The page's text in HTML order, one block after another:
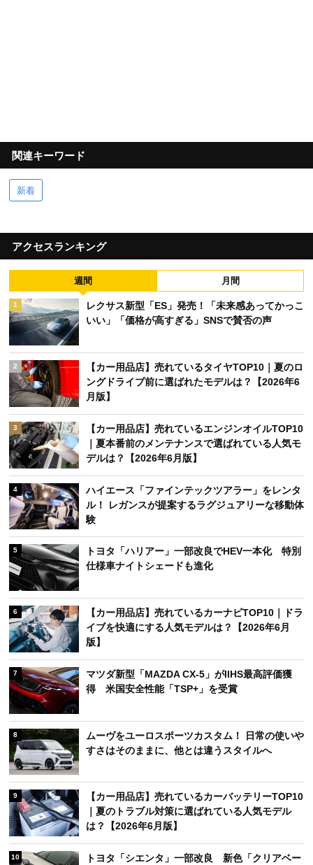
関連キーワード
新着
アクセスランキング
週間 月間
1
レクサス新型「ES」発売！「未来感あってかっこ
いい」「価格が高すぎる」SNSで賛否の声
2
【カー用品店】売れているタイヤTOP10｜夏のロ
ングドライブ前に選ばれたモデルは？【2026年6
月版】
3
【カー用品店】売れているエンジンオイルTOP10
｜夏本番前のメンテナンスで選ばれている人気モ
デルは？【2026年6月版】
4
ハイエース「ファインテックツアラー」をレンタ
ル！ レガンスが提案するラグジュアリーな移動体
験
5
トヨタ「ハリアー」一部改良でHEV一本化 特別
仕様車ナイトシェードも進化
6
【カー用品店】売れているカーナビTOP10｜ドラ
イブを快適にする人気モデルは？【2026年6月
版】
7
マツダ新型「MAZDA CX-5」がIIHS最高評価獲
得 米国安全性能「TSP+」を受賞
8
ムーヴをユーロスポーツカスタム！ 日常の使いや
すさはそのままに、他とは違うスタイルへ
9
【カー用品店】売れているカーバッテリーTOP10
｜夏のトラブル対策に選ばれている人気モデル
は？【2026年6月版】
10
トヨタ「シエンタ」一部改良 新色「クリアベー